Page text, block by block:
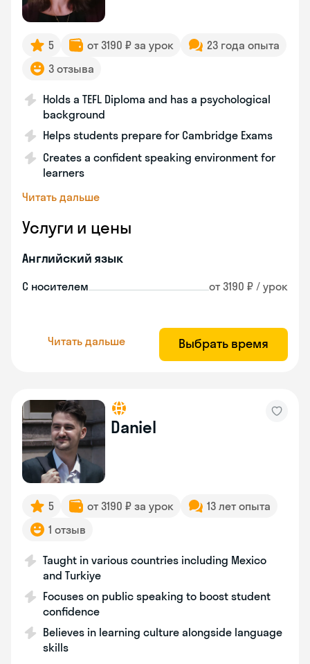
5 от 3190 ₽ за урок
23 года опыта
3 отзыва
Holds a TEFL Diploma and has a psychological
background
Helps students prepare for Cambridge Exams
Creates a confident speaking environment for
learners
Читать дальше
Услуги и цены
Английский язык
С носителем от 3190 ₽ / урок
Читать дальше Выбрать время
Daniel
5 от 3190 ₽ за урок
13 лет опыта
1 отзыв
Taught in various countries including Mexico
and Turkiye
Focuses on public speaking to boost student
confidence
Believes in learning culture alongside language
skills